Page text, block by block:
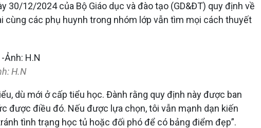
30/12/2024 của Bộ Giáo dục và đào tạo (GD&ĐT) quy định về
cùng các phụ huynh trong nhóm lớp vẫn tìm mọi cách thuyết
H.N
dù mới ở cấp tiểu học. Đành rằng quy định này được ban
được điều đó. Nếu được lựa chọn, tôi vẫn mạnh dạn kiến
tình trạng học tủ hoặc đối phó để có bảng điểm đẹp”.